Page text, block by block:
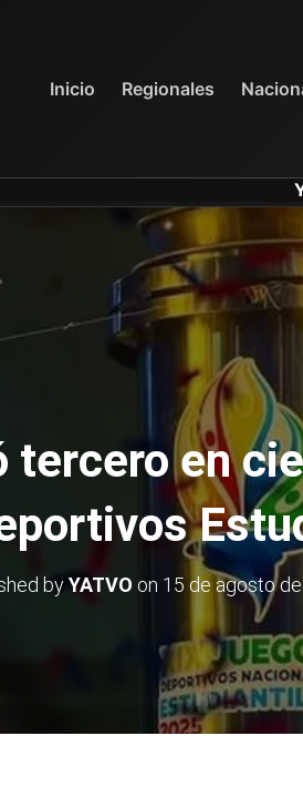
Inicio Regionales
YATVO...
en
byYATVO on 15 de agosto